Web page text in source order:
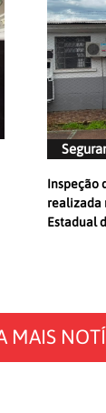
Inspeção
realizada
Estadual
MAIS